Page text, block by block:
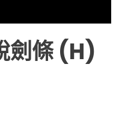
劍條 (H)